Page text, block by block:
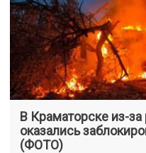
В Краматорске из-
оказались
(ФОТО)